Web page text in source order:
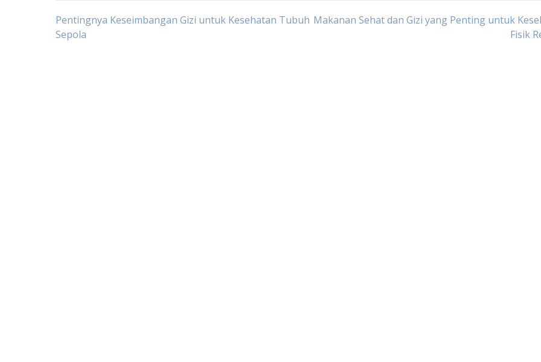
Post
Pentingnya Keseimbangan Gizi untuk Kesehatan Tubuh
Sepola
Makanan Sehat dan Gizi yang Penting untuk
Fisik